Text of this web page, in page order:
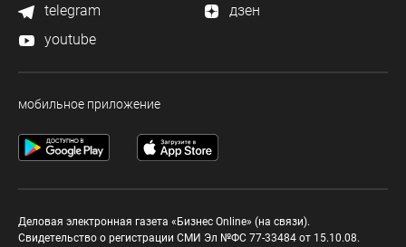
telegram
дзен
youtube
мобильное приложение
Деловая электронная газета «Бизнес Online» (на связи).
Свидетельство о регистрации СМИ Эл №ФС 77-33484 от 15.10.08.